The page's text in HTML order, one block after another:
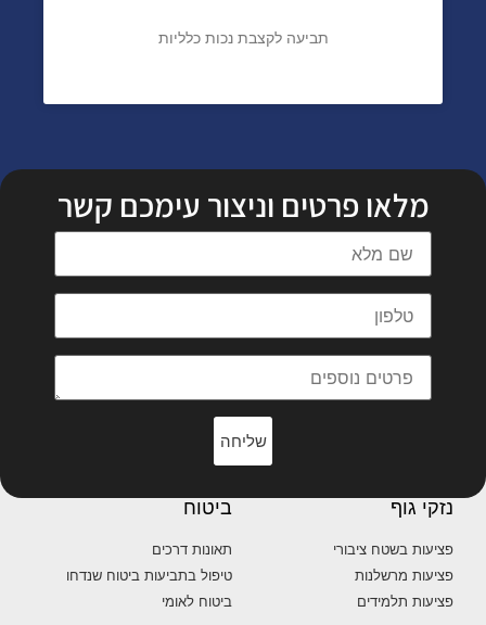
תביעה לקצבת נכות כלליות
מלאו פרטים וניצור עימכם קשר
שליחה
נזקי גוף
פציעות בשטח ציבורי
פציעות מרשלנות
פציעות תלמידים
ביטוח
תאונות דרכים
טיפול בתביעות ביטוח שנדחו
ביטוח לאומי